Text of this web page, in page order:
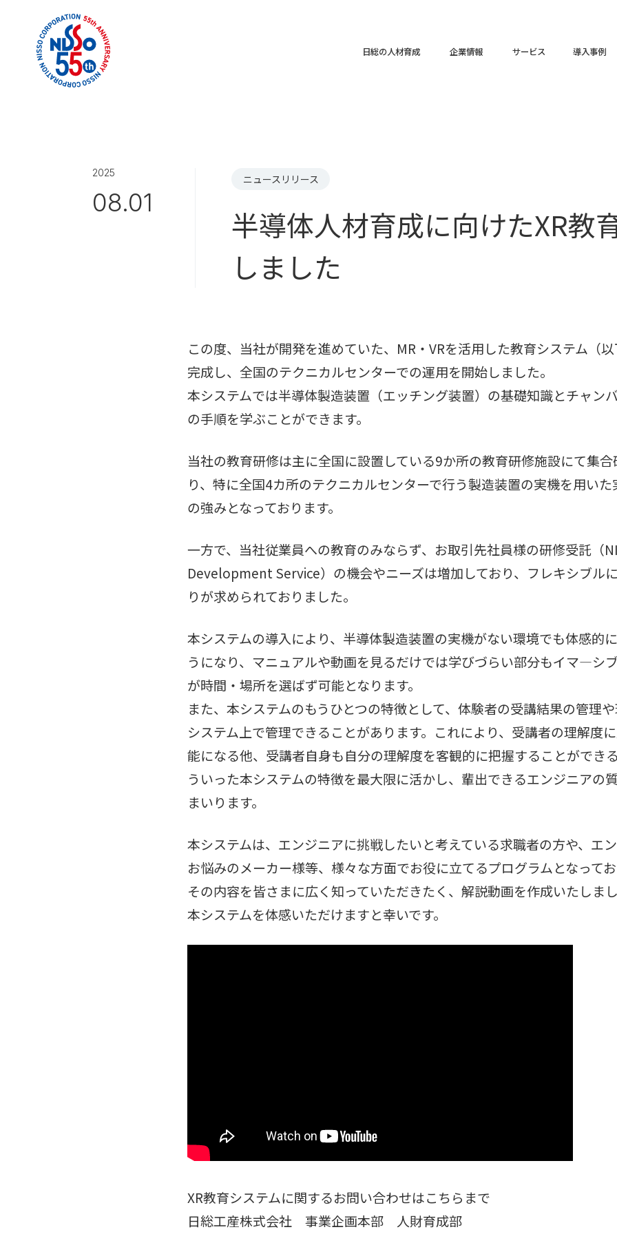
日総の人材育成 企業情報 サービス 導入事例
2025
08.01
ニュースリリース
半導体人材育成に向けたXR教
しました
この度、当社が開発を進めていた、MR・VRを活用した教育システム（
完成し、全国のテクニカルセンターでの運用を開始しました。
本システムでは半導体製造装置（エッチング装置）の基礎知識とチャン
の手順を学ぶことができます。
当社の教育研修は主に全国に設置している9か所の教育研修施設にて集
り、特に全国4カ所のテクニカルセンターで行う製造装置の実機を用い
の強みとなっております。
一方で、当社従業員への教育のみならず、お取引先社員様の研修受託（
Development Service）の機会やニーズは増加しており、フレキシブル
りが求められておりました。
本システムの導入により、半導体製造装置の実機がない環境でも体感的
うになり、マニュアルや動画を見るだけでは学びづらい部分もイマ―シ
が時間・場所を選ばず可能となります。
また、本システムのもうひとつの特徴として、体験者の受講結果の管理
システム上で管理できることがあります。これにより、受講者の理解度
能になる他、受講者自身も自分の理解度を客観的に把握することができ
ういった本システムの特徴を最大限に活かし、輩出できるエンジニアの
まいります。
本システムは、エンジニアに挑戦したいと考えている求職者の方や、エ
お悩みのメーカー様等、様々な方面でお役に立てるプログラムとなって
その内容を皆さまに広く知っていただきたく、解説動画を作成いたしま
本システムを体感いただけますと幸いです。
XR教育システムに関するお問い合わせはこちらまで
日総工産株式会社 事業企画本部 人財育成部